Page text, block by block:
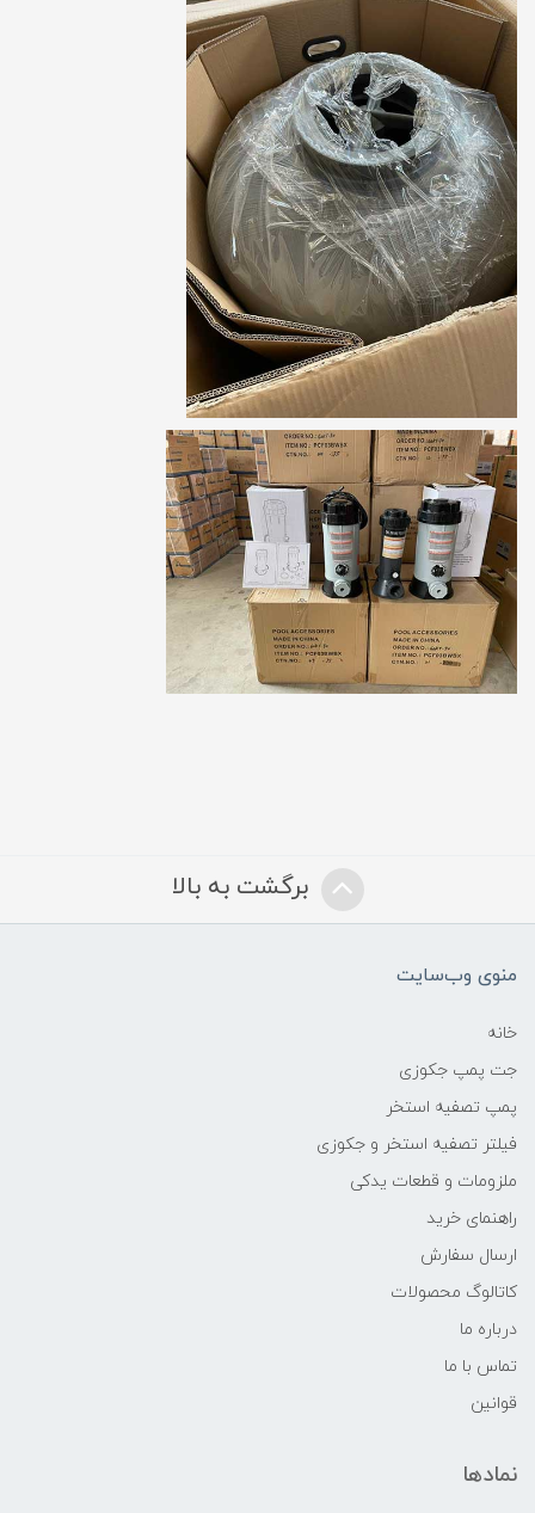
برگشت به بالا
منوی وب‌سایت
خانه
جت پمپ جکوزی
پمپ تصفیه استخر
فیلتر تصفیه استخر و جکوزی
ملزومات و قطعات یدکی
راهنمای خرید
ارسال سفارش
کاتالوگ محصولات
درباره ما
تماس با ما
قوانین
نمادها